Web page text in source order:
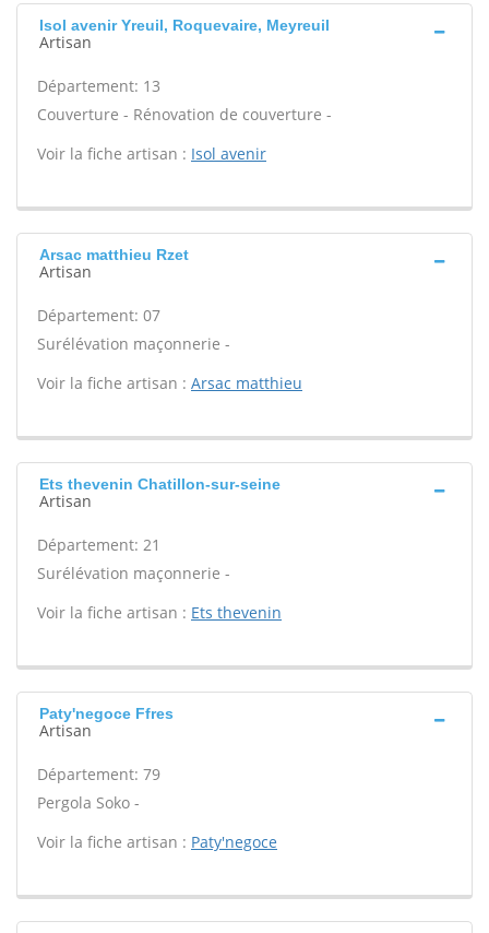
Isol avenir Yreuil, Roquevaire, Meyreuil
Artisan
Département: 13
Couverture - Rénovation de couverture -
Voir la fiche artisan : Isol avenir
Arsac matthieu Rzet
Artisan
Département: 07
Surélévation maçonnerie -
Voir la fiche artisan : Arsac matthieu
Ets thevenin Chatillon-sur-seine
Artisan
Département: 21
Surélévation maçonnerie -
Voir la fiche artisan : Ets thevenin
Paty'negoce Ffres
Artisan
Département: 79
Pergola Soko -
Voir la fiche artisan : Paty'negoce